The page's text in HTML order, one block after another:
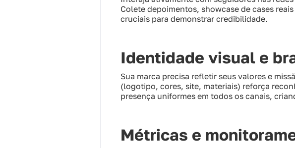
Colete depoimentos, showcase de cases
cruciais para demonstrar credibilidade.
Identidade visual e
Sua marca precisa refletir seus valores e
(logotipo, cores, site, materiais) reforça
presença uniformes em todos os canais,
Métricas e